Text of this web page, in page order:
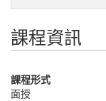
課程資訊
課程形式
面授